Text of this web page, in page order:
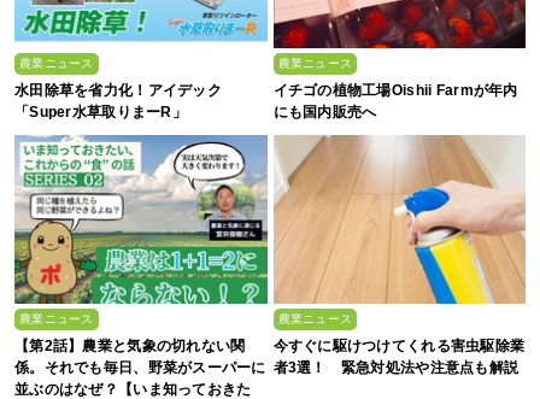
農業ニュース
水田除草を省力化！アイデック
「Super水草取りまーR」
農業ニュース
イチゴの植物工場Oishii Farmが年内
にも国内販売へ
農業ニュース
【第2話】農業と気象の切れない関
係。それでも毎日、野菜がスーパーに
並ぶのはなぜ？【いま知っておきた
農業ニュース
今すぐに駆けつけてくれる害虫駆除業
者3選！ 緊急対処法や注意点も解説